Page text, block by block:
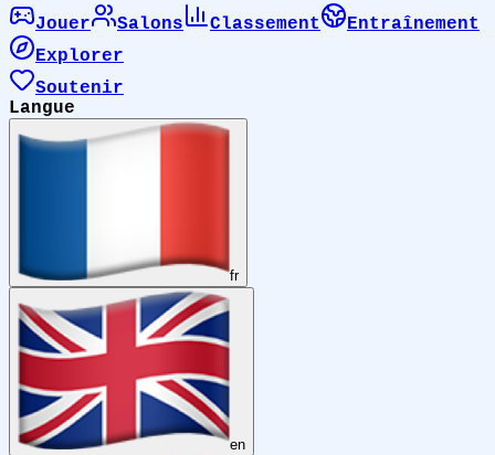
Jouer Salons Classement
Entraînement
Explorer
Soutenir
Langue
fr
en